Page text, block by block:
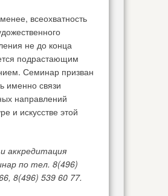
всеохватность
не до конца
подрастающим
Семинар призван
именно связи
направлений
и искусстве этой
аккредитация
по тел. 8(496)
8(496) 539 60 77.